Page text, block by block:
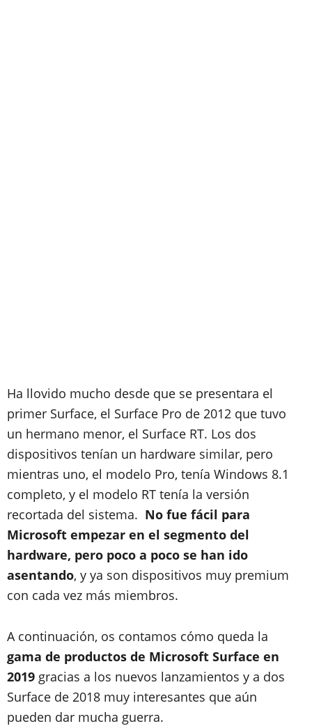
Ha llovido mucho desde que se presentara el
primer Surface, el Surface Pro de 2012 que tuvo
un hermano menor, el Surface RT. Los dos
dispositivos tenían un hardware similar, pero
mientras uno, el modelo Pro, tenía Windows 8.1
completo, y el modelo RT tenía la versión
recortada del sistema. No fue fácil para
Microsoft empezar en el segmento del
hardware, pero poco a poco se han ido
asentando, y ya son dispositivos muy premium
con cada vez más miembros.
A continuación, os contamos cómo queda la
gama de productos de Microsoft Surface en
2019 gracias a los nuevos lanzamientos y a dos
Surface de 2018 muy interesantes que aún
pueden dar mucha guerra.